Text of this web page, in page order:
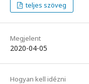
teljes szöveg
Megjelent
2020-04-05
Hogyan kell idézni